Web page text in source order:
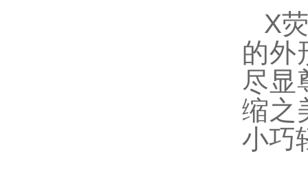
X
的外
尽显
缩之
小巧